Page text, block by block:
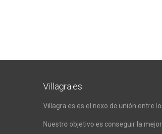
Villagra.es
Villagra.es es el nexo de unión entre
Nuestro objetivo es conseguir la